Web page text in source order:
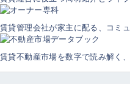
賃貸管理会社が家主に配る、コミ
賃貸不動産市場を数字で読み解く